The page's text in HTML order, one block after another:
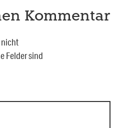
Kommentar
nicht
Felder sind